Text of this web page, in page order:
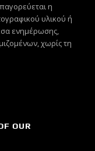
η
υλικού ή
ενημέρωσης,
χωρίς τη
OUR